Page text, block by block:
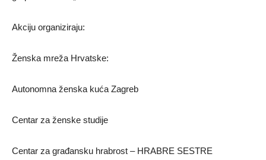
Akciju organiziraju:
Ženska mreža Hrvatske:
Autonomna ženska kuća Zagreb
Centar za ženske studije
Centar za građansku hrabrost – HRABRE SESTRE